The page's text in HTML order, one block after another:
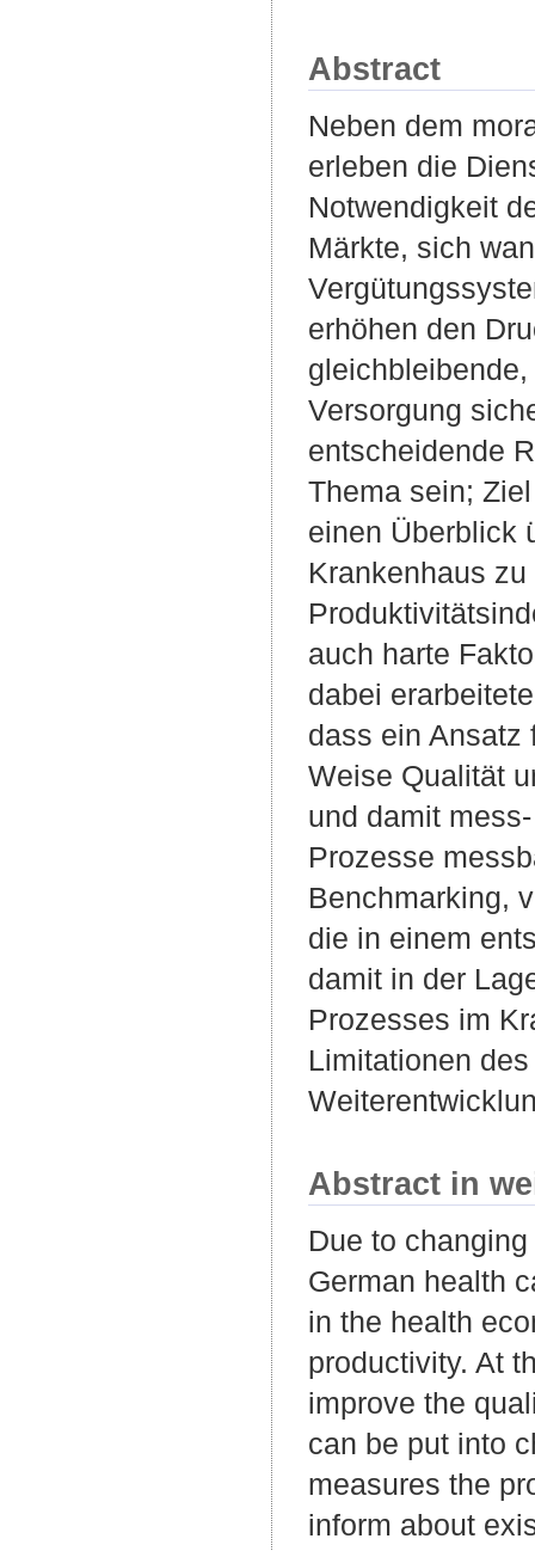
Abstract
Neben dem
erleben die
Notwendigkeit
Märkte, sich
erhöhen den
Versorgung
entscheidende
Thema sein;
einen Überblick
Krankenhaus
auch harte
dabei
dass ein Ansatz
Weise Qualität
und damit
Prozesse
Benchmarking,
die in einem
damit in der
Prozesses im
Limitationen
Abstract in
Due to
German health
in the health
productivity. At
improve the
can be put into
measures the
inform about